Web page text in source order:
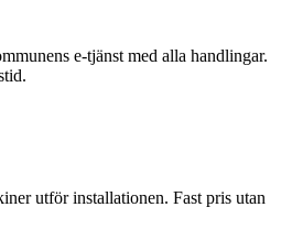
e-tjänst med alla handlingar.
utför installationen. Fast pris utan